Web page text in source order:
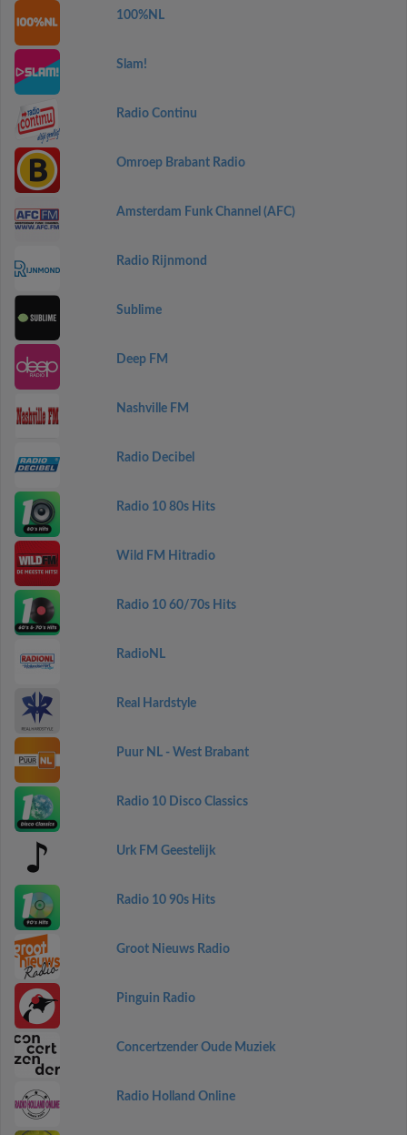
100%NL
Slam!
Radio Continu
Omroep Brabant Radio
Amsterdam Funk Channel (AFC)
Radio Rijnmond
Sublime
Deep FM
Nashville FM
Radio Decibel
Radio 10 80s Hits
Wild FM Hitradio
Radio 10 60/70s Hits
RadioNL
Real Hardstyle
Puur NL - West Brabant
Radio 10 Disco Classics
Urk FM Geestelijk
Radio 10 90s Hits
Groot Nieuws Radio
Pinguin Radio
Concertzender Oude Muziek
Radio Holland Online